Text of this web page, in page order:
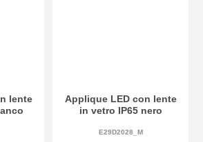
lente
Applique LED con lente
in vetro IP65 nero
E29D2028_M